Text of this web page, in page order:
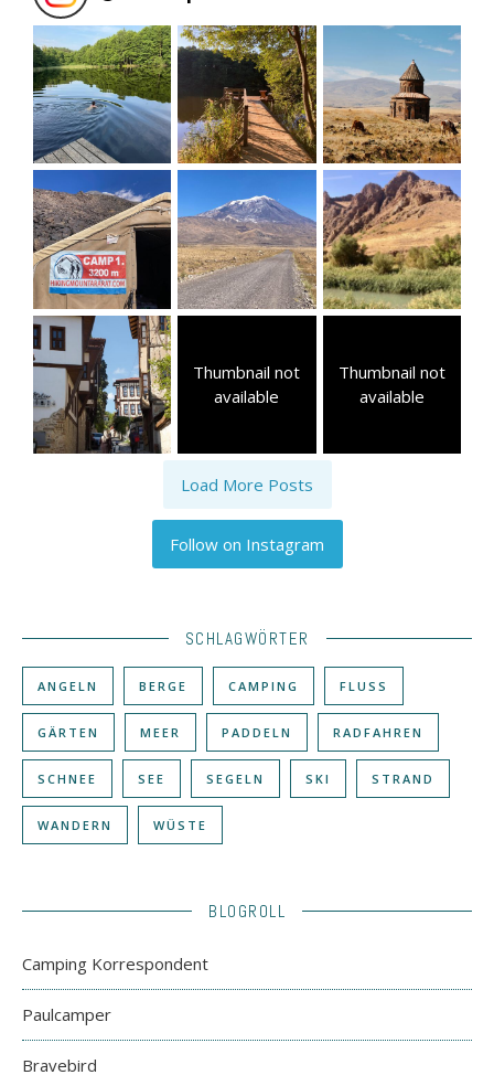
Thumbnail not
available
Thumbnail not
available
Load More Posts
Follow on Instagram
SCHLAGWÖRTER
ANGELN BERGE CAMPING FLUSS
GÄRTEN MEER PADDELN RADFAHREN
SCHNEE SEE SEGELN SKI STRAND
WANDERN WÜSTE
BLOGROLL
Camping Korrespondent
Paulcamper
Bravebird